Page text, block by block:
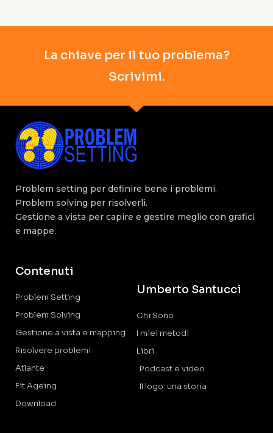
La chiave per il tuo problema?
Scrivimi.
Problem setting per definire bene i problemi.
Problem solving per risolverli.
Gestione a vista per capire e gestire meglio con grafici
e mappe.
Contenuti
Problem Setting
Problem Solving
Gestione a vista e mapping
Risolvere problemi
Atlante
Fit Ageing
Download
Umberto Santucci
Chi Sono
I miei metodi
Libri
Podcast e video
Il logo: una storia